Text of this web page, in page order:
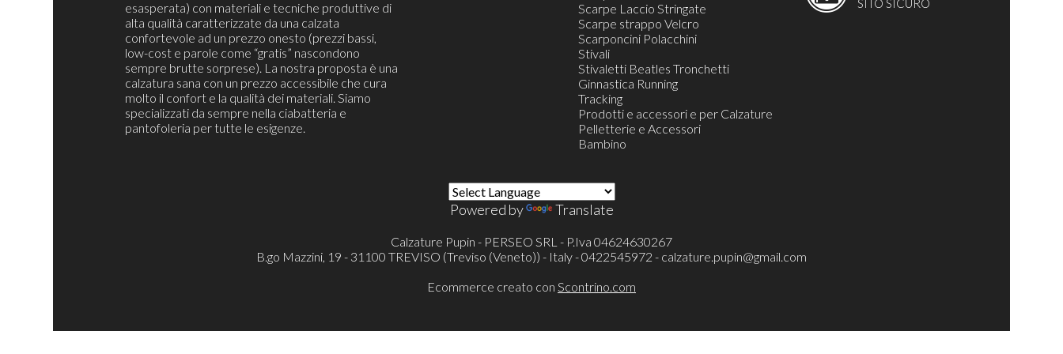
esasperata) con materiali e tecniche produttive di
alta qualità caratterizzate da una calzata
confortevole ad un prezzo onesto (prezzi bassi,
low-cost e parole come “gratis” nascondono
sempre brutte sorprese). La nostra proposta è una
calzatura sana con un prezzo accessibile che cura
molto il confort e la qualità dei materiali. Siamo
specializzati da sempre nella ciabatteria e
pantofoleria per tutte le esigenze.
Scarpe Laccio Stringate
Scarpe strappo Velcro
Scarponcini Polacchini
Stivali
Stivaletti Beatles Tronchetti
Ginnastica Running
Tracking
Prodotti e accessori e per Calzature
Pelletterie e Accessori
Bambino
SITO SICURO
Powered by Translate
Calzature Pupin - PERSEO SRL - P.Iva 04624630267
B.go Mazzini, 19 - 31100 TREVISO (Treviso (Veneto)) - Italy - 0422545972 - calzature.pupin@gmail.com
Ecommerce creato con Scontrino.com